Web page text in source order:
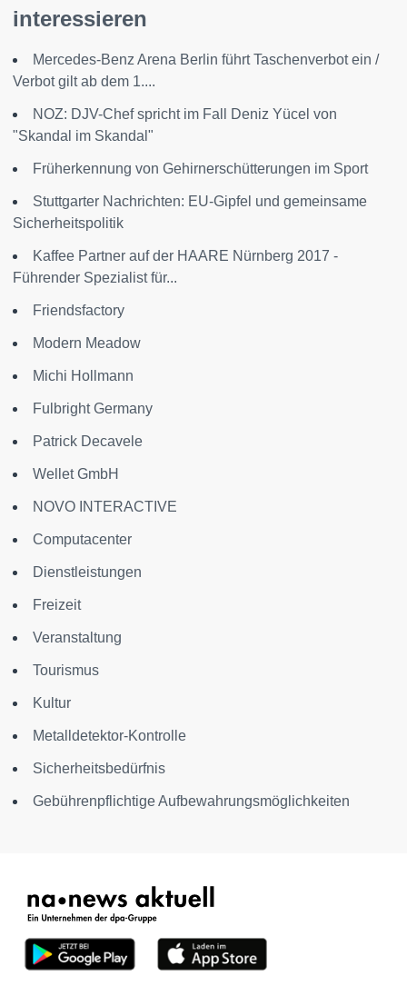
interessieren
Mercedes-Benz Arena Berlin führt Taschenverbot ein /
Verbot gilt ab dem 1....
NOZ: DJV-Chef spricht im Fall Deniz Yücel von
"Skandal im Skandal"
Früherkennung von Gehirnerschütterungen im Sport
Stuttgarter Nachrichten: EU-Gipfel und gemeinsame
Sicherheitspolitik
Kaffee Partner auf der HAARE Nürnberg 2017 -
Führender Spezialist für...
Friendsfactory
Modern Meadow
Michi Hollmann
Fulbright Germany
Patrick Decavele
Wellet GmbH
NOVO INTERACTIVE
Computacenter
Dienstleistungen
Freizeit
Veranstaltung
Tourismus
Kultur
Metalldetektor-Kontrolle
Sicherheitsbedürfnis
Gebührenpflichtige Aufbewahrungsmöglichkeiten